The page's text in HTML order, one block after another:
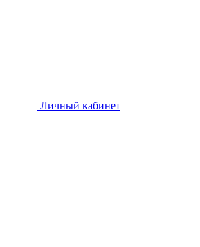
Личный кабинет